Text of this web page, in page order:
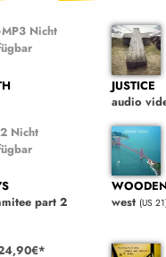
Nicht
JUSTICE
audio
Nicht
part 2
west (US